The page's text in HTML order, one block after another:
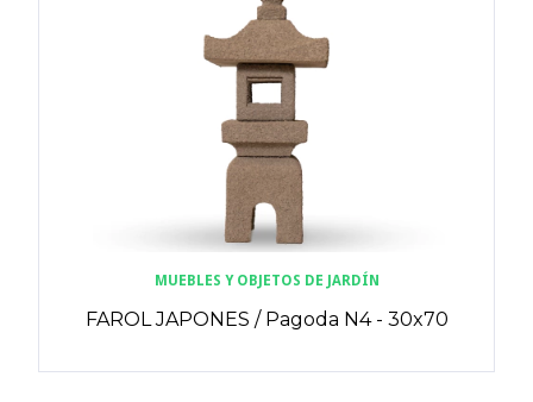
MUEBLES Y OBJETOS DE JARDÍN
FAROL JAPONES / Pagoda N4 - 30x70